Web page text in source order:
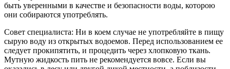
быть уверенными в качестве и безопасности воды, которою
они собираются употреблять.
Совет специалиста: Ни в коем случае не употребляйте в пищу
сырую воду из открытых водоемов. Перед использованием ее
следует прокипятить, и процедить через хлопковую ткань.
Мутную жидкость пить не рекомендуется вовсе. Если вы